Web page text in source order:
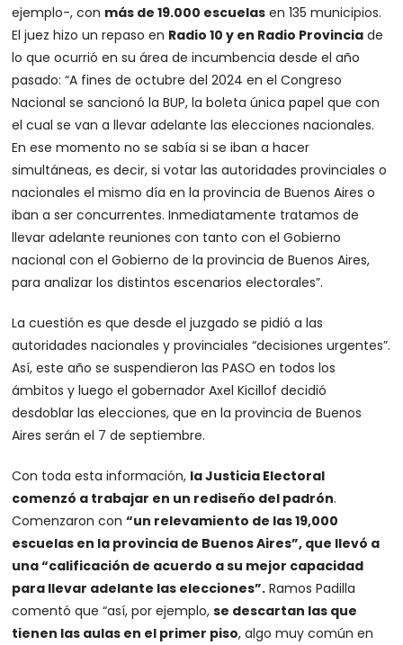
ejemplo-, con más de 19.000 escuelas en 135 municipios.
El juez hizo un repaso en Radio 10 y en Radio Provincia de
lo que ocurrió en su área de incumbencia desde el año
pasado: “A fines de octubre del 2024 en el Congreso
Nacional se sancionó la BUP, la boleta única papel que con
el cual se van a llevar adelante las elecciones nacionales.
En ese momento no se sabía si se iban a hacer
simultáneas, es decir, si votar las autoridades provinciales o
nacionales el mismo día en la provincia de Buenos Aires o
iban a ser concurrentes. Inmediatamente tratamos de
llevar adelante reuniones con tanto con el Gobierno
nacional con el Gobierno de la provincia de Buenos Aires,
para analizar los distintos escenarios electorales”.
La cuestión es que desde el juzgado se pidió a las
autoridades nacionales y provinciales “decisiones urgentes”.
Así, este año se suspendieron las PASO en todos los
ámbitos y luego el gobernador Axel Kicillof decidió
desdoblar las elecciones, que en la provincia de Buenos
Aires serán el 7 de septiembre.
Con toda esta información, la Justicia Electoral
comenzó a trabajar en un rediseño del padrón.
Comenzaron con“un relevamiento de las 19,000
escuelas en la provincia de Buenos Aires”, que llevó a
una “calificación de acuerdo a su mejor capacidad
para llevar adelante las elecciones”. Ramos Padilla
comentó que “así, por ejemplo,se descartan las que
tienen las aulas en el primer piso, algo muy común en